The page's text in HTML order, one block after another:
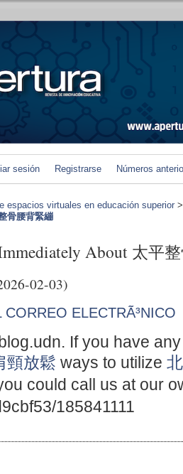
sesión Registrarse Números
espacios virtuales en educación superior
骨腰背緊繃
About 太平
02-03)
CORREO ELECTRÃ³NICO
If you have
頸放鬆 ways to utilize
could call us at our
185841111